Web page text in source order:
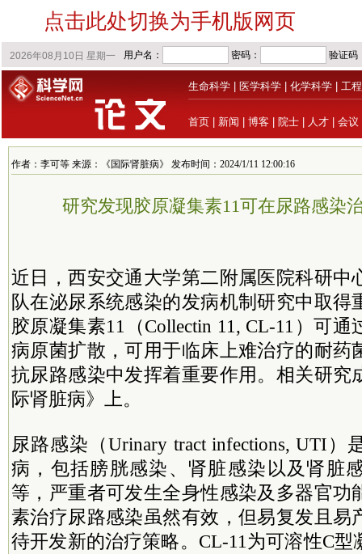
点击此处切换为手机版网页
生命科学 医学科学 化学科学 工
首页 新闻 博客 院士 人才 会议
作者：李可等 来源：《国际肾脏病》 发布时间：2024/1/11 12:00:16
研究发现胶原凝集素11可在尿路感染
近日，西安交通大学第二附属医院科研中
队在泌尿系统感染的发病机制研究中取得
胶原凝集素11（Collectin 11, CL-11）可
病原菌扩散，可用于临床上难治疗的耐药
抗尿路感染中发挥着重要作用。相关研究
际肾脏病》上。
尿路感染（Urinary tract infections, UTI）
病，包括膀胱感染、肾脏感染以及肾脏
等，严重者可发生全身性感染及多器官功
素治疗尿路感染虽然有效，但易复发且易
待开发新的治疗策略。CL-11为可溶性C型